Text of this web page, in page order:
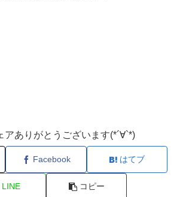
アありがとうございます(*´∀`*)
Facebook はてブ
LINE コピー